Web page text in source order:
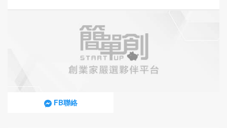
意樹海的中山北路上 ｜南京中山路口交通便利，可以
節省進駐團隊從住家到工作處的往返時間 ｜方便客戶
來訪及外出洽公、開會，是商務中心首選 ｜工作生活
FB聯絡